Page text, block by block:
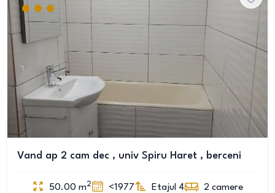
Vand ap 2 cam dec , univ Spiru Haret , berceni
50.00 m2 <1977 Etajul 4 2 camere